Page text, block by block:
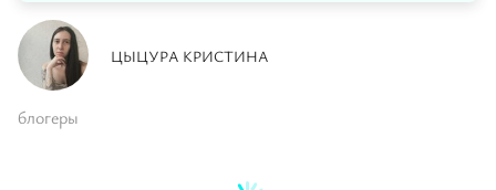
ЦЫЦУРА КРИСТИНА
блогеры